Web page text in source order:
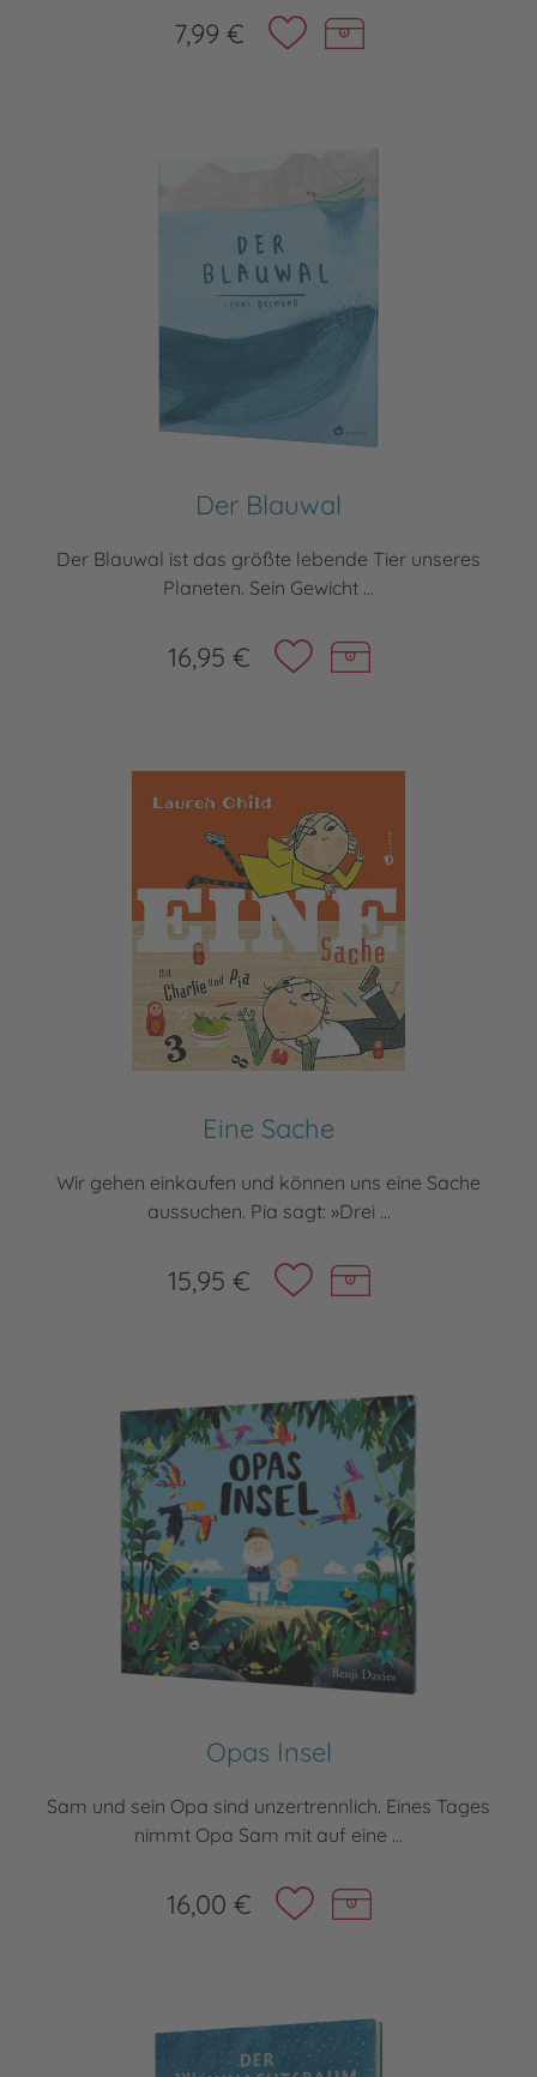
7,99 €
Der Blauwal
Der Blauwal ist das größte lebende Tier unseres
Planeten. Sein Gewicht ...
16,95 €
Eine Sache
Wir gehen einkaufen und können uns eine Sache
aussuchen. Pia sagt: »Drei ...
15,95 €
Opas Insel
Sam und sein Opa sind unzertrennlich. Eines Tages
nimmt Opa Sam mit auf eine ...
16,00 €